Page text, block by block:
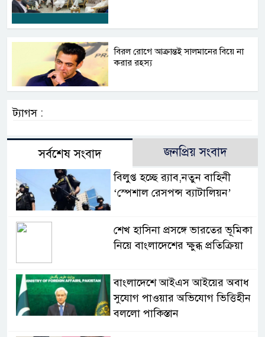
বিরল রোগে আক্রান্তই সালমানের বিয়ে না
করার রহস্য
ট্যাগস :
সর্বশেষ সংবাদ জনপ্রিয় সংবাদ
বিলুপ্ত হচ্ছে র‍্যাব,নতুন বাহিনী
‘স্পেশাল রেসপন্স ব্যাটালিয়ন’
শেখ হাসিনা প্রসঙ্গে ভারতের ভূমিকা
নিয়ে বাংলাদেশের ক্ষুব্ধ প্রতিক্রিয়া
বাংলাদেশে আইএস আইয়ের অবাধ
সুযোগ পাওয়ার অভিযোগ ভিত্তিহীন
বললো পাকিস্তান